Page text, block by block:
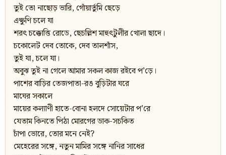
তুই তো নাছোড় ভারি, গোঁয়ার্তুমি ছেড়ে
এক্ষুণি চলে যা
শরৎ চক্কোত্তি রোডে, ছেচল্লিশ মাহুৎটুলীর খোলা ছাদে।
চকোলেট দেব তোকে, দেব তালশাঁস,
তুই যা, চলে যা।
অবুঝ তুই না গেলে আমার সকল কাজ রইবে প’ড়ে।
পাশের বাড়ির তেজপাতা-রঙ বুড়িটার ঘরে
মাঘের সকালে
মায়ের কল্যাণী হাতে-বোনা হলদে সোয়েটার প’রে
যেতাম কিনতে পিঠা মোরগের ডাক-সচকিত
চাঁপা ভোরে, তোর মনে নেই?
মেহেরের সঙ্গে, নতুন মামির সঙ্গে নানির সাধের